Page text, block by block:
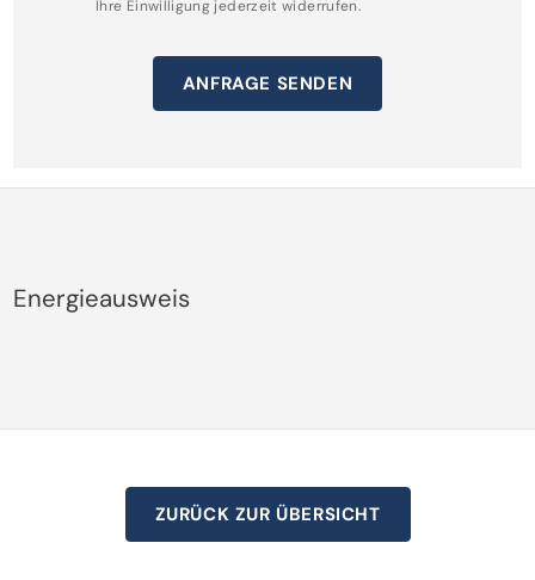
Ihre Einwilligung jederzeit widerrufen.
ANFRAGE SENDEN
Energieausweis
ZURÜCK ZUR ÜBERSICHT